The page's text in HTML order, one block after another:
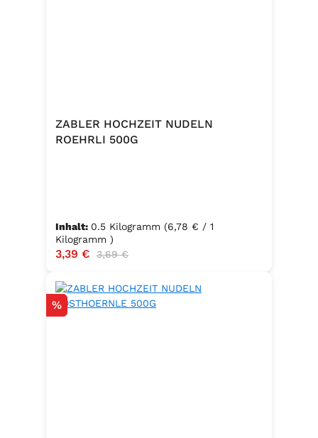
ZABLER HOCHZEIT NUDELN
ROEHRLI 500G
Inhalt: 0.5 Kilogramm (6,78 € / 1
Kilogramm )
Verkaufspreis:
3,39 € Regulärer Preis:
3,69 €
Rabatt
%